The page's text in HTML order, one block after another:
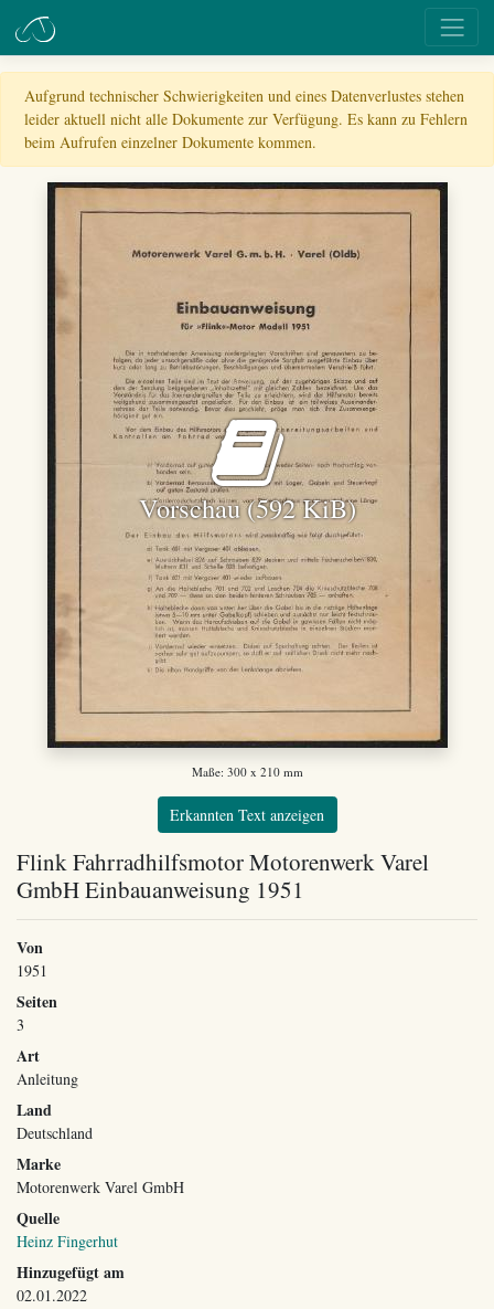
Aufgrund technischer Schwierigkeiten und eines Datenverlustes stehen
leider aktuell nicht alle Dokumente zur Verfügung. Es kann zu Fehlern
beim Aufrufen einzelner Dokumente kommen.
Vorschau (592 KiB)
Maße: 300 x 210 mm
Erkannten Text anzeigen
Flink Fahrradhilfsmotor Motorenwerk Varel
GmbH Einbauanweisung 1951
Von
1951
Seiten
3
Art
Anleitung
Land
Deutschland
Marke
Motorenwerk Varel GmbH
Quelle
Heinz Fingerhut
Hinzugefügt am
02.01.2022